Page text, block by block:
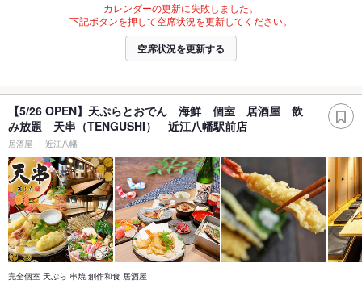
カレンダーの更新に失敗しました。
下記ボタンを押して空席状況を更新してください。
空席状況を更新する
【5/26 OPEN】天ぷらとおでん 海鮮 個室 居酒屋 飲
み放題 天串（TENGUSHI） 近江八幡駅前店
居酒屋 近江八幡
完全個室 天ぷら 串焼 創作和食 居酒屋